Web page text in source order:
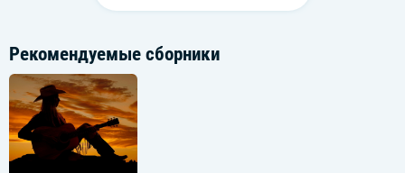
Рекомендуемые сборники